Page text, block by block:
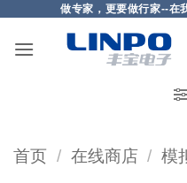
做专家，更要做行家--在
首页 / 在线商店 / 模